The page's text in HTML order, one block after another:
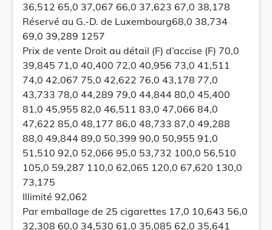
36,512 65,0 37,067 66,0 37,623 67,0 38,178
Réservé au G.-D. de Luxembourg68,0 38,734
69,0 39,289 1257
Prix de vente Droit au détail (F) d’accise (F) 70,0
39,845 71,0 40,400 72,0 40,956 73,0 41,511
74,0 42,067 75,0 42,622 76,0 43,178 77,0
43,733 78,0 44,289 79,0 44,844 80,0 45,400
81,0 45,955 82,0 46,511 83,0 47,066 84,0
47,622 85,0 48,177 86,0 48,733 87,0 49,288
88,0 49,844 89,0 50,399 90,0 50,955 91,0
51,510 92,0 52,066 95,0 53,732 100,0 56,510
105,0 59,287 110,0 62,065 120,0 67,620 130,0
73,175
Illimité 92,062
Par emballage de 25 cigarettes 17,0 10,643 56,0
32,308 60,0 34,530 61,0 35,085 62,0 35,641